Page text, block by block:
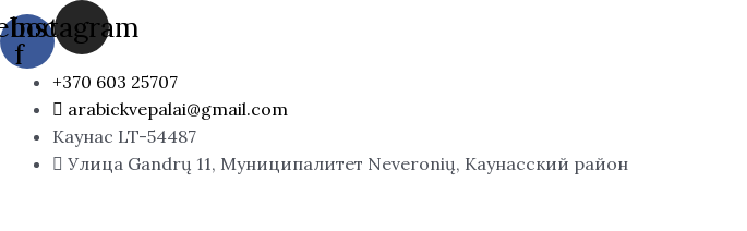
Перейти
к
содержимому
f
Instagram
+370 603 25707
arabickvepalai@gmail.com
Каунас LT-54487
Улица Gandrų 11, Муниципалитет Neveronių, Каунасский район